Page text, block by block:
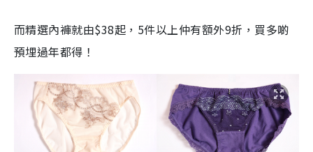
而精選內褲就由$38起，5件以上仲有額外9折，買多啲
預埋過年都得！